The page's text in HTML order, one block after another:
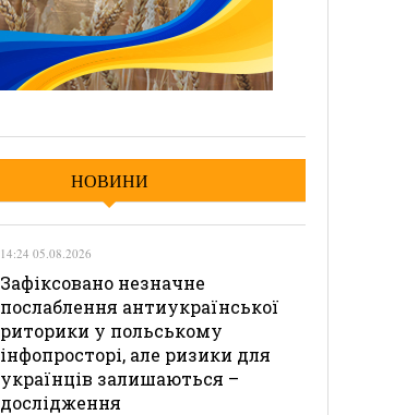
НОВИНИ
14:24 05.08.2026
Зафіксовано незначне
послаблення антиукраїнської
риторики у польському
інфопросторі, але ризики для
українців залишаються –
дослідження